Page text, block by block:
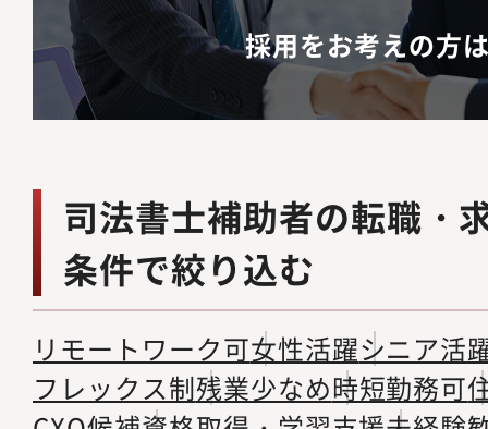
採用をお考えの方
司法書士補助者の転職・
条件で絞り込む
リモートワーク可女性活躍シニア活
フレックス制残業少なめ時短勤務可